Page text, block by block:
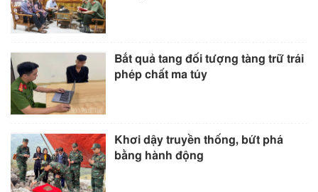
Bắt quả tang đối tượng tàng trữ trái
phép chất ma túy
Khơi dậy truyền thống, bứt phá
bằng hành động